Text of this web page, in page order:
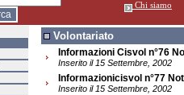
Chi siamo
Volontariato
Informazioni Cisvol n°76
Inserito il 15 Settembre, 2002
Informazionicisvol n°77
Inserito il 15 Settembre, 2002